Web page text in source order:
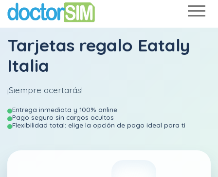
Tarjetas regalo Eataly
Italia
¡Siempre acertarás!
Entrega inmediata y 100% online
Pago seguro sin cargos ocultos
Flexibilidad total: elige la opción de pago ideal para ti